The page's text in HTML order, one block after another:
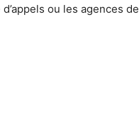
ou les agences de